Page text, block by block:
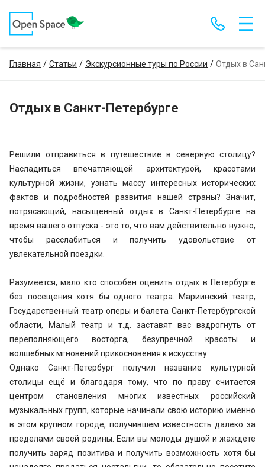
Главная Статьи Экскурсионные туры по России Отдых в
Отдых в Санкт-Петербурге
Решили отправиться в путешествие в северную столицу?
Насладиться впечатляющей архитектурой, красотами
культурной жизни, узнать массу интересных исторических
фактов и подробностей развития нашей страны? Значит,
потрясающий, насыщенный отдых в Санкт-Петербурге на
время вашего отпуска - это то, что вам действительно нужно,
чтобы расслабиться и получить удовольствие от
увлекательной поездки.
Разумеется, мало кто способен оценить отдых в Петербурге
без посещения хотя бы одного театра. Мариинский театр,
Государственный театр оперы и балета Санкт-Петербургской
области, Малый театр и т.д. заставят вас вздрогнуть от
переполняющего восторга, безупречной красоты и
волшебных мгновений прикосновения к искусству.
Однако Санкт-Петербург получил название культурной
столицы ещё и благодаря тому, что по праву считается
центром становления многих известных российский
музыкальных групп, которые начинали свою историю именно
в этом крупном городе, получившем известность далеко за
пределами своей родины. Если вы молоды душой и жаждете
получить заряд позитива и получить возможность хотя бы